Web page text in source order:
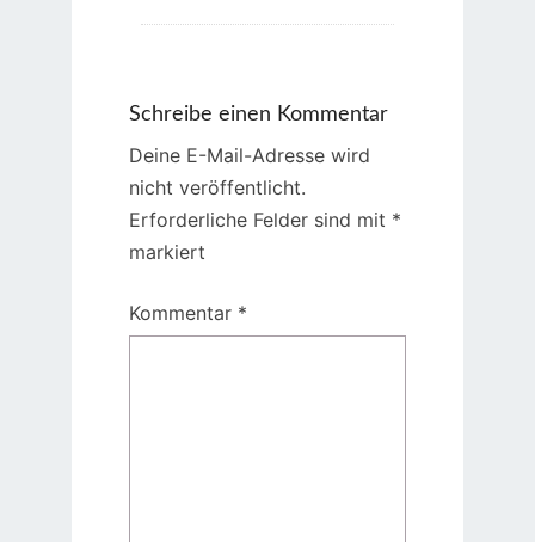
Schreibe einen Kommentar
Deine E-Mail-Adresse wird
nicht veröffentlicht.
Erforderliche Felder sind mit *
markiert
Kommentar *